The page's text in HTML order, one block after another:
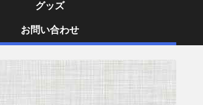
グッズ
お問い合わせ